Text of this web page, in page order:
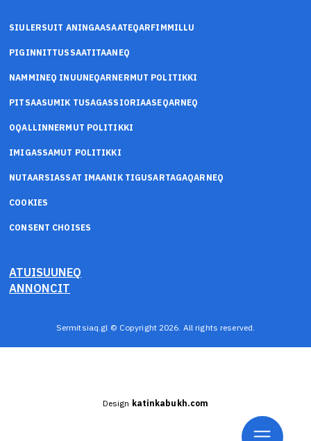
SIULERSUIT ANINGAASAATEQARFIMMILLU
PIGINNITTUSSAATITAANEQ
NAMMINEQ INUUNEQARNERMUT POLITIKKI
PITSAASUMIK TUSAGASSIORIAASEQARNEQ
OQALLINNERMUT POLITIKKI
IMIGASSAMUT POLITIKKI
NUTAARSIASSAT IMAANIK TIGUSARTAGAQARNEQ
COOKIES
CONSENT CHOISES
ATUISUUNEQ
ANNONCIT
Sermitsiaq.gl © Copyright 2026. All rights reserved.
Design katinkabukh.com